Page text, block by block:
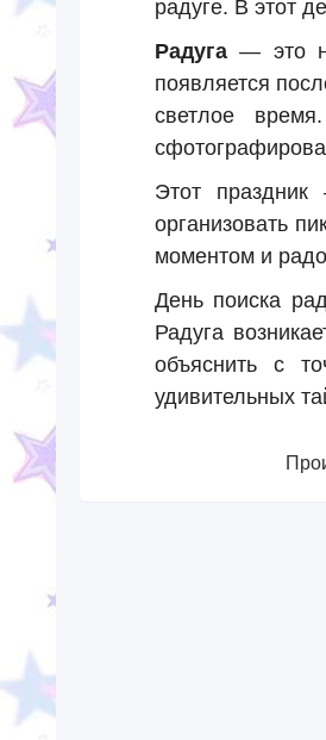
радуге. В этот
Радуга— это
появляется
светлое
Этот
организовать
моментом и
День поиска
Радуга
объяснить с
удивительных